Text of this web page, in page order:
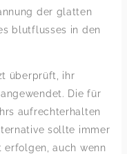
der glatten
blutflusses in den
überprüft, ihr
Die für
aufrechterhalten
sollte immer
erfolgen, auch wenn